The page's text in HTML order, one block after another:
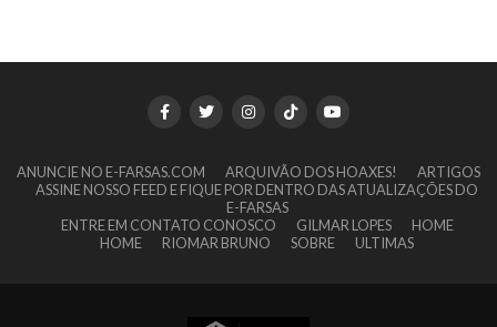
ANUNCIE NO E-FARSAS.COM ARQUIVÃO DOS HOAXES!
ARTIGOS
ASSINE NOSSO FEED E FIQUE POR DENTRO DAS ATUALIZAÇÕES DO
E-FARSAS
ENTRE EM CONTATO CONOSCO
GILMAR LOPES
HOME
HOME
RIOMAR BRUNO SOBRE ULTIMAS